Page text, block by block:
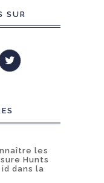
SUR
les
Hunts
dans la